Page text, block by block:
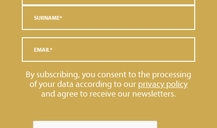
By subscribing, you consent to the processing
of your data according to our privacy policy
and agree to receive our newsletters.